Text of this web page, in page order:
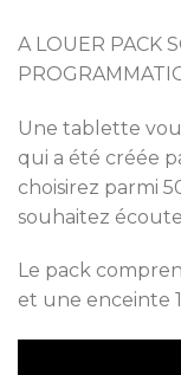
A LOUER PACK
Une tablette
qui a été créée
choisirez parmi
souhaitez
Le pack
et une enceinte